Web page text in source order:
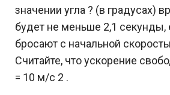
значении угла ? (в градусах)
будет не меньше 2,1 секунды,
бросают с начальной
Считайте, что ускорение
= 10 м/с 2 .